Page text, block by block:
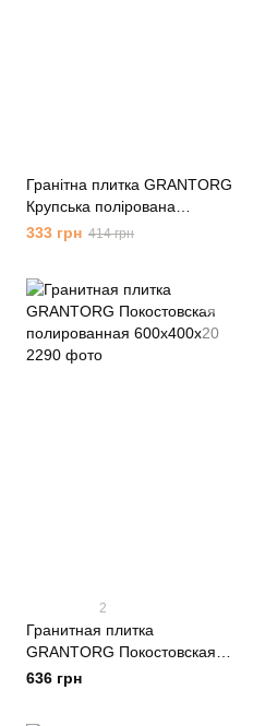
Гранітна плитка GRANTORG
Крупська полірована
600x300x20 (2 сорт)
333 грн 414 грн
2
Гранитная плитка
GRANTORG Покостовская
полированная 600x400x20
636 грн